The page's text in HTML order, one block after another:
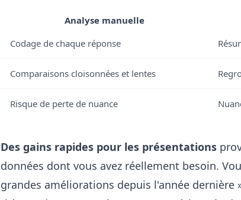
Analyse manuelle
Codage de chaque réponse
Comparaisons cloisonnées et lentes
Risque de perte de nuance
Des gains rapides pour les présentations
données dont vous avez réellement besoin.
grandes améliorations depuis l'année dernière